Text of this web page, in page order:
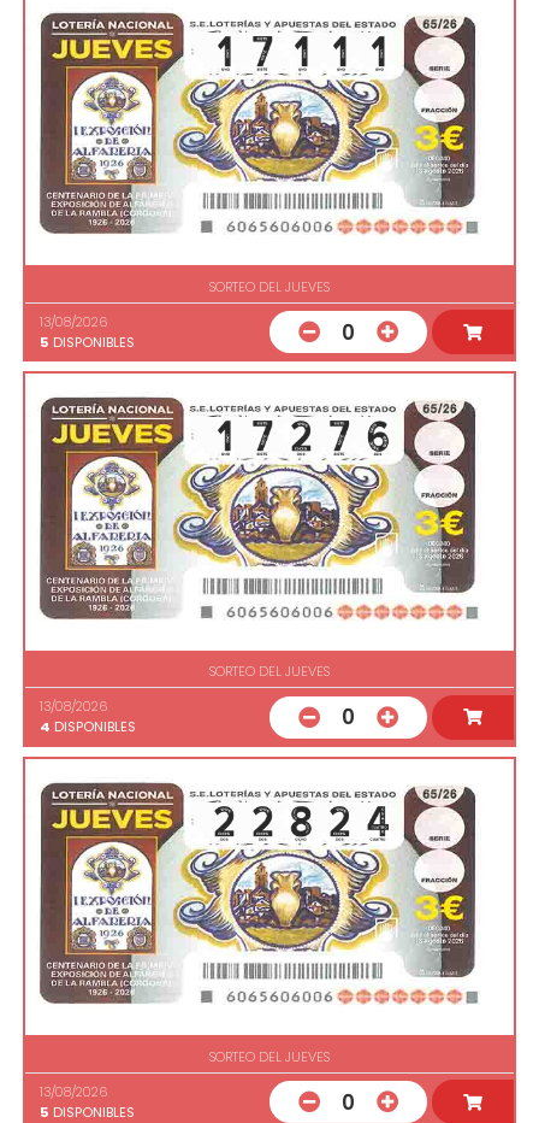
SORTEO DEL JUEVES
13/08/2026
5 DISPONIBLES 0
SORTEO DEL JUEVES
13/08/2026
4 DISPONIBLES 0
SORTEO DEL JUEVES
13/08/2026
5 DISPONIBLES 0